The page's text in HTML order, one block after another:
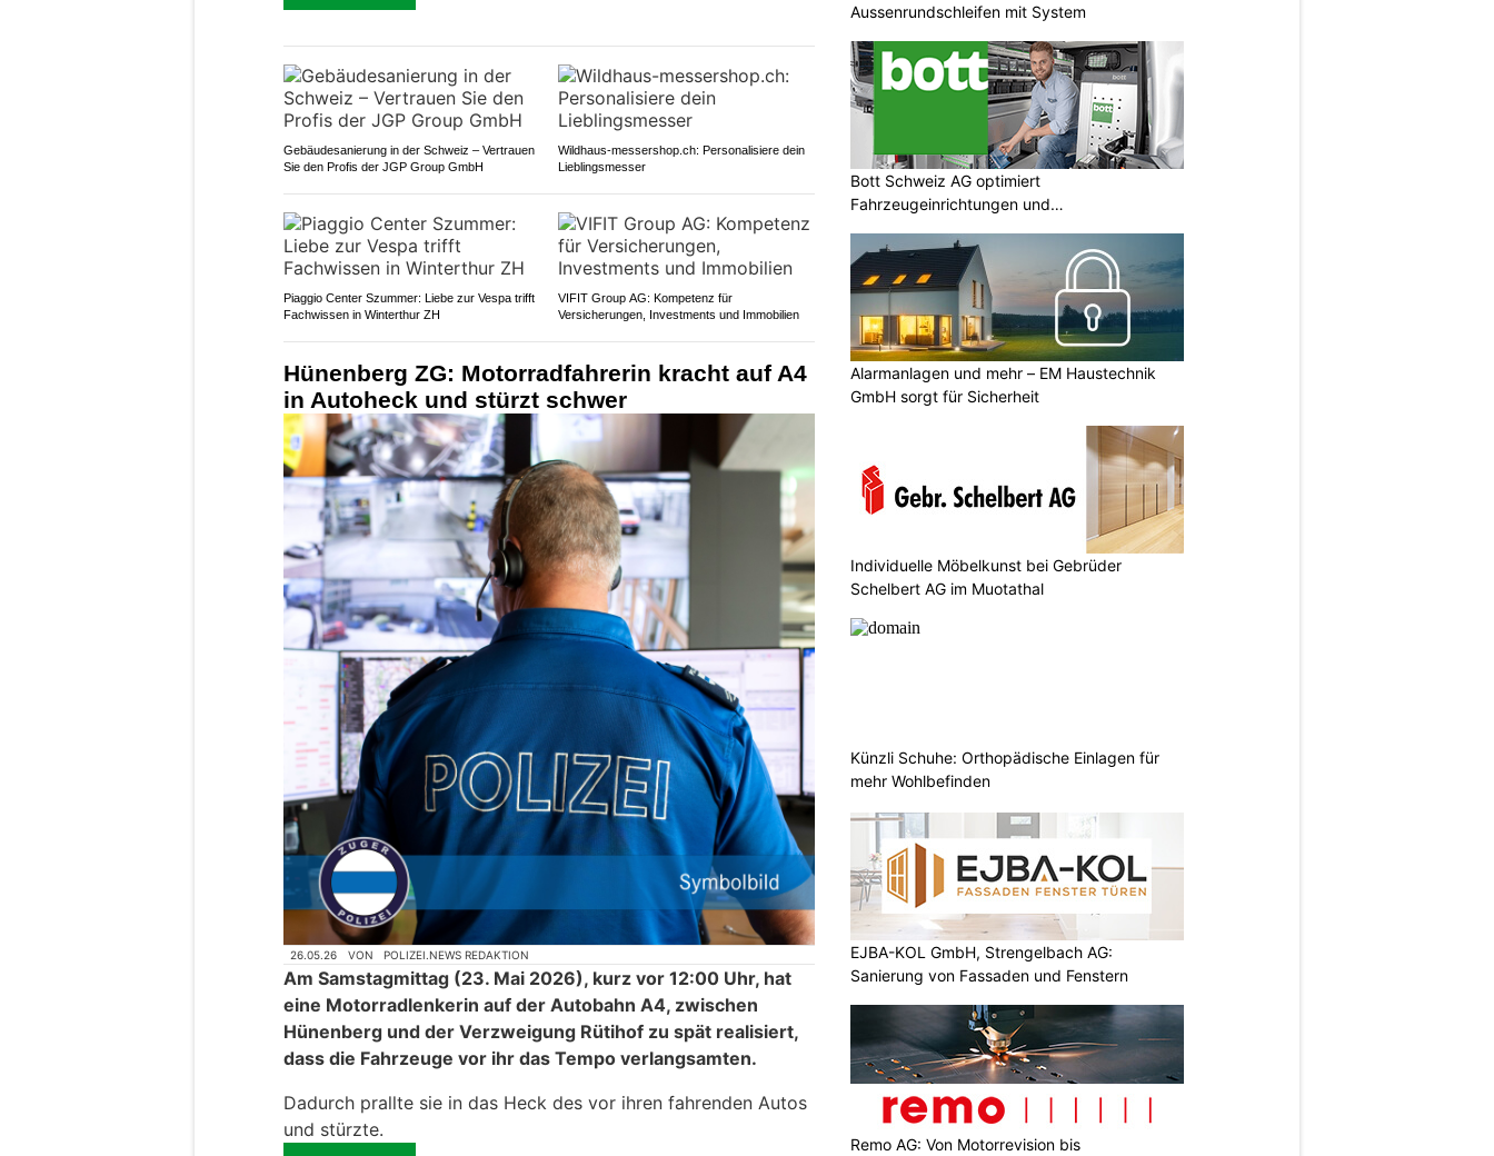
Gebäudesanierung in der Schweiz – Vertrauen
Sie den Profis der JGP Group GmbH
Wildhaus-messershop.ch: Personalisiere dein
Lieblingsmesser
Piaggio Center Szummer: Liebe zur Vespa trifft
Fachwissen in Winterthur ZH
VIFIT Group AG: Kompetenz für
Versicherungen, Investments und Immobilien
Hünenberg ZG: Motorradfahrerin kracht auf A4
in Autoheck und stürzt schwer
26.05.26 VON POLIZEI.NEWS REDAKTION
Am Samstagmittag (23. Mai 2026), kurz vor 12:00 Uhr, hat
eine Motorradlenkerin auf der Autobahn A4, zwischen
Hünenberg und der Verzweigung Rütihof zu spät realisiert,
dass die Fahrzeuge vor ihr das Tempo verlangsamten.
Dadurch prallte sie in das Heck des vor ihren fahrenden Autos
und stürzte.
Aussenrundschleifen mit System
Bott Schweiz AG optimiert
Fahrzeugeinrichtungen und
Alarmanlagen und mehr – EM Haustechnik
GmbH sorgt für Sicherheit
Individuelle Möbelkunst bei Gebrüder
Schelbert AG im Muotathal
Künzli Schuhe: Orthopädische Einlagen für
mehr Wohlbefinden
EJBA-KOL GmbH, Strengelbach AG:
Sanierung von Fassaden und Fenstern
Remo AG: Von Motorrevision bis